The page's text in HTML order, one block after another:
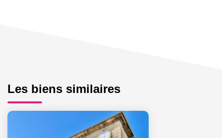
Les biens similaires